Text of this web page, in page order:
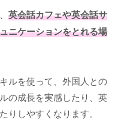
英会話カフェや英会話サ
ニケーションをとれる場
ルを使って、外国人との
の成長を実感したり、英
りしやすくなります。